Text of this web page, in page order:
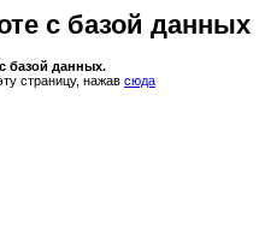
с базой данных
базой данных.
страницу, нажав сюда